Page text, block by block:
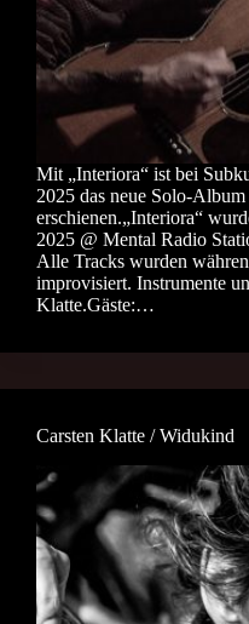
Mit „Interiora“ ist bei
2025 das neue Solo-
erschienen.„Interiora“
2025 @ Mental Radio
Alle Tracks wurden
improvisiert. Instrumente
Klatte.Gäste:…
Carsten Klatte / Widukind